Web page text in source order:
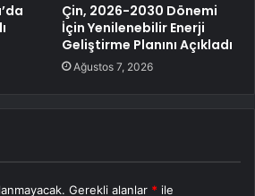
Çin, 2026-2030 Dönemi
İçin Yenilenebilir Enerji
Geliştirme Planını Açıkladı
Ağustos 7, 2026
Gerekli alanlar * ile